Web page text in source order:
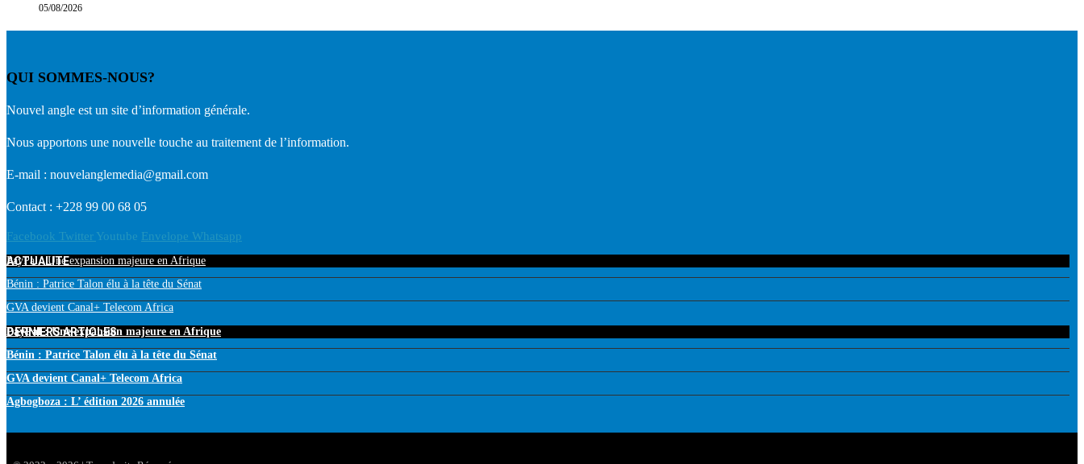
05/08/2026
QUI SOMMES-NOUS?
Nouvel angle est un site d’information générale.
Nous apportons une nouvelle touche au traitement de l’information.
E-mail : nouvelanglemedia@gmail.com
Contact : +228 99 00 68 05
Facebook Twitter Youtube Envelope Whatsapp
ACTUALITE
PayPal : Une expansion majeure en Afrique
Bénin : Patrice Talon élu à la tête du Sénat
GVA devient Canal+ Telecom Africa
DERNIERS ARTICLES
PayPal : Une expansion majeure en Afrique
Bénin : Patrice Talon élu à la tête du Sénat
GVA devient Canal+ Telecom Africa
Agbogboza : L’ édition 2026 annulée